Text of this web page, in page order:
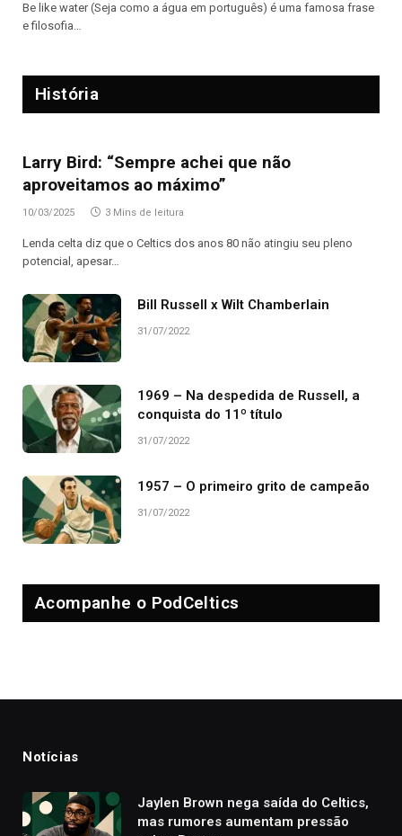
Be like water (Seja como a água em português) é uma famosa frase
e filosofia…
História
Larry Bird: “Sempre achei que não
aproveitamos ao máximo”
10/03/2025 3 Mins de leitura
Lenda celta diz que o Celtics dos anos 80 não atingiu seu pleno
potencial, apesar…
Bill Russell x Wilt Chamberlain
31/07/2022
1969 – Na despedida de Russell, a
conquista do 11º título
31/07/2022
1957 – O primeiro grito de campeão
31/07/2022
Acompanhe o PodCeltics
Notícias
Jaylen Brown nega saída do Celtics,
mas rumores aumentam pressão